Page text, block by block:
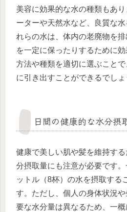
美容に効果的な水の種類もあ
ーターや天然水など、良質な
れらの水は、体内の老廃物を
を一定に保ったりするために
方法や種類を適切に選ぶこと
に引き出すことができるでしょ
日間の健康的な水分摂
健康で美しい肌や髪を維持す
分摂取量にも注意が必要です
ットル（8杯）の水を摂取する
す。ただし、個人の身体状況
要な水分量は異なるため、一